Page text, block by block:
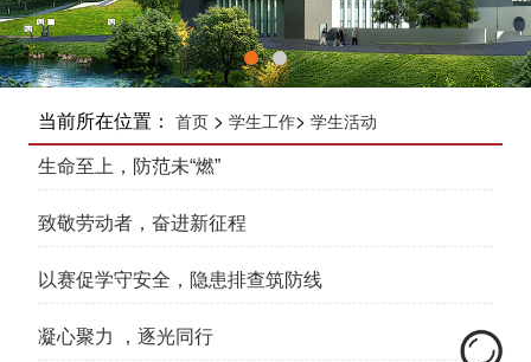
当前所在位置： 首页> 学生工作> 学生活动
生命至上，防范未“燃”
致敬劳动者，奋进新征程
以赛促学守安全，隐患排查筑防线
凝心聚力 ，逐光同行